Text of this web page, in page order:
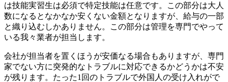
は技能実習生は必須で特定技能は任意です。この部分は大人
数になるとなかなか安くない金額となりますが、給与の一部
と織り込むしかありません。この部分は管理を専門でやって
いる我々業者が担当します。
会社が担当者を置くほうが安価なる場合もありますが、専門
家でない方に突発的なトラブルに対応できるかどうかは不安
が残ります。たった1回のトラブルで外国人の受け入れがで